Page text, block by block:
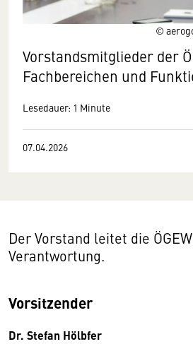
©
Vorstandsmitglieder der
Fachbereichen und
Lesedauer: 1 Minute
07.04.2026
Der Vorstand leitet die
Verantwortung.
Vorsitzender
Dr. Stefan Hölbfer